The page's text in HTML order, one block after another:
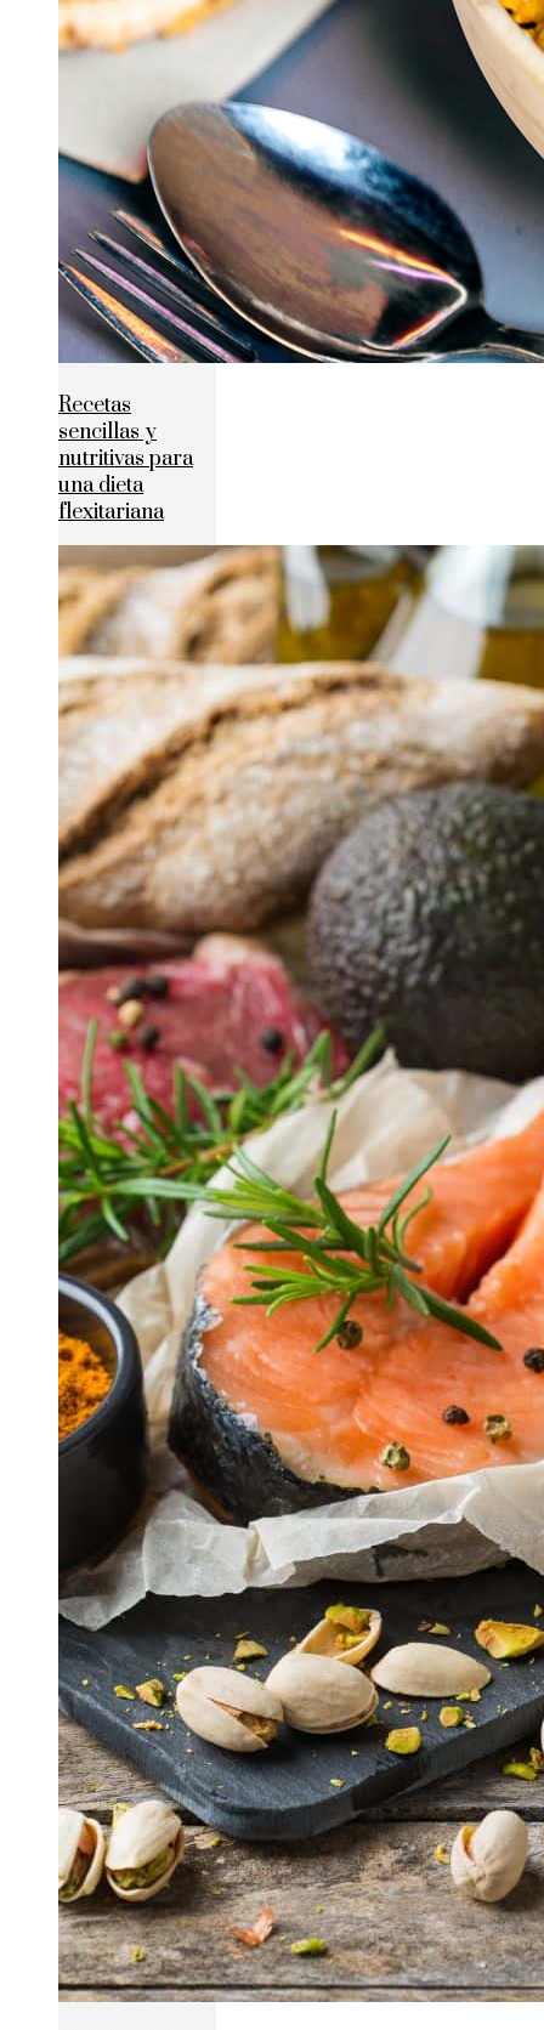
Recetas
sencillas y
nutritivas para
una dieta
flexitariana